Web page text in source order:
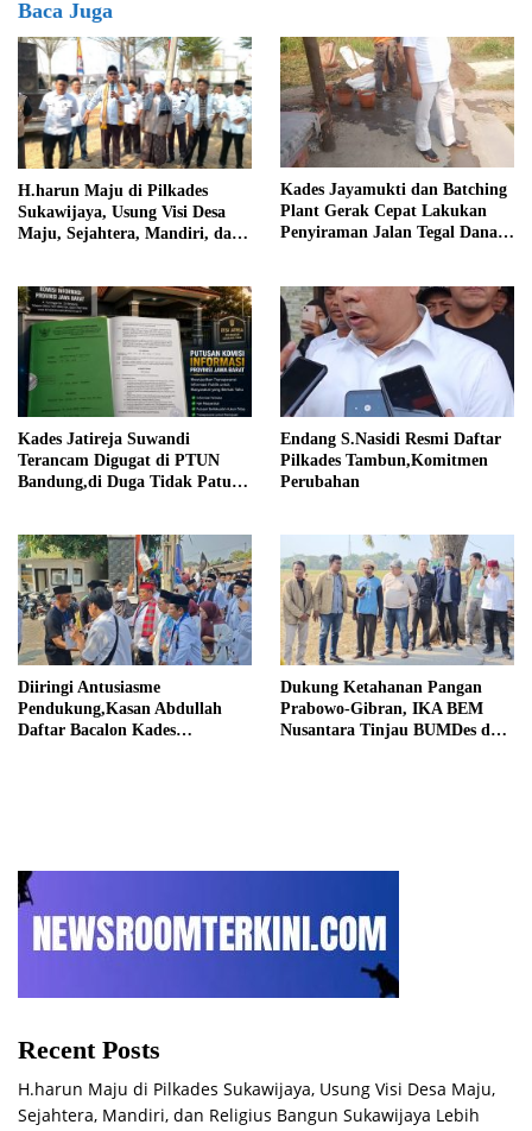
Baca Juga
H.harun Maju di Pilkades
Sukawijaya, Usung Visi Desa
Maju, Sejahtera, Mandiri, dan
Kades Jayamukti dan Batching
Plant Gerak Cepat Lakukan
Penyiraman Jalan Tegal Danas
Kades Jatireja Suwandi
Terancam Digugat di PTUN
Bandung,di Duga Tidak Patuhi
Endang S.Nasidi Resmi Daftar
Pilkades Tambun,Komitmen
Perubahan
Diiringi Antusiasme
Pendukung,Kasan Abdullah
Daftar Bacalon Kades
Dukung Ketahanan Pangan
Prabowo-Gibran, IKA BEM
Nusantara Tinjau BUMDes dan
Recent Posts
H.harun Maju di Pilkades Sukawijaya, Usung Visi Desa Maju,
Sejahtera, Mandiri, dan Religius Bangun Sukawijaya Lebih